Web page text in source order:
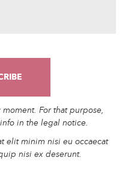
For that purpose,
in the legal notice.
elit minim nisi eu occaecat
nisi ex deserunt.